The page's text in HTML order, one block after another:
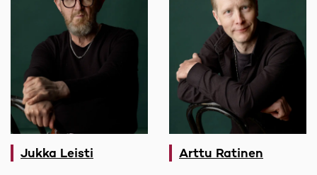
Jukka Leisti Arttu Ratinen